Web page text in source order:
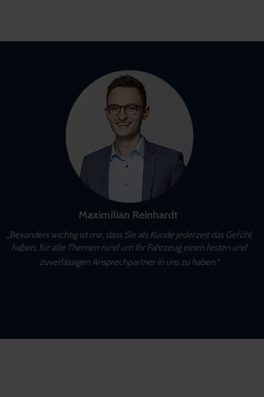
Maximilian Reinhardt
„Besonders wichtig ist mir, dass Sie als Kunde jederzeit das Gefühl
haben, für alle Themen rund um Ihr Fahrzeug einen festen und
zuverlässigen Ansprechpartner in uns zu haben.“